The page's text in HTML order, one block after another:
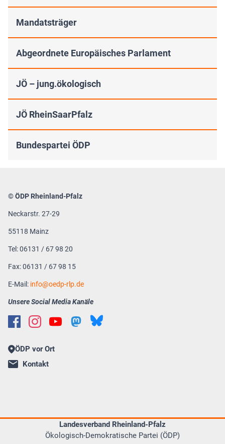
Mandatsträger
Abgeordnete Europäisches Parlament
JÖ – jung.ökologisch
JÖ RheinSaarPfalz
Bundespartei ÖDP
© ÖDP Rheinland-Pfalz
Neckarstr. 27-29
55118 Mainz
Tel: 06131 / 67 98 20
Fax: 06131 / 67 98 15
E-Mail: info oedp-rlp.de
Unsere Social Media Kanäle
ÖDP vor Ort
Kontakt
Landesverband Rheinland-Pfalz
Ökologisch-Demokratische Partei (ÖDP)